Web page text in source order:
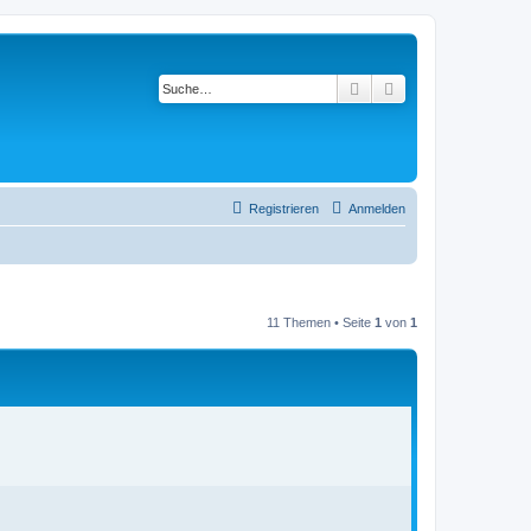
Suche
Anmelden
Registrieren
11 Themen • Seite 1 von 1